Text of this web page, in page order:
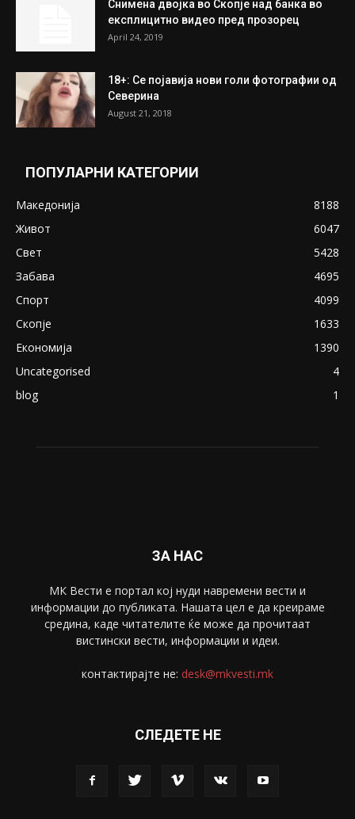
Снимена двојка во Скопје над банка во
експлицитно видео пред прозорец
April 24, 2019
18+: Се појавија нови голи фотографии од
Северина
August 21, 2018
ПОПУЛАРНИ КАТЕГОРИИ
Македонија
8188
Живот
6047
Свет
5428
Забава
4695
Спорт
4099
Скопје
1633
Економија
1390
Uncategorised
4
blog
1
ЗА НАС
МК Вести е портал коj нуди навремени вести и
информации до публиката. Нашата цел е да креираме
средина, каде читателите ќе може да прочитаат
вистински вести, информации и идеи.
контактирајте не: desk@mkvesti.mk
СЛЕДЕТЕ НЕ